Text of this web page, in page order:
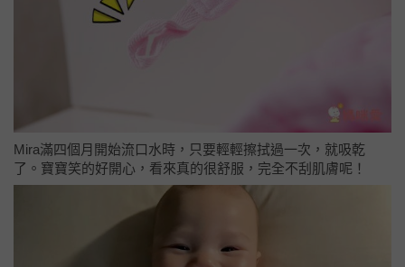
Mira滿四個月開始流口水時，只要輕輕擦拭過一次，就吸乾
了。寶寶笑的好開心，看來真的很舒服，完全不刮肌膚呢！